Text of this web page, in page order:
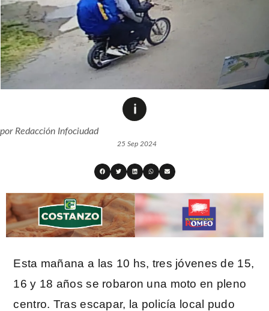
porRedacción Infociudad
25 Sep 2024
Esta mañana a las 10 hs, tres jóvenes de 15,
16 y 18 años se robaron una moto en pleno
centro. Tras escapar, la policía local pudo